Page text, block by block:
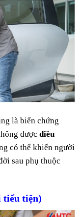
là biến chứng
được điều
có thể khiến người
sau phụ thuộc
tiểu tiện)